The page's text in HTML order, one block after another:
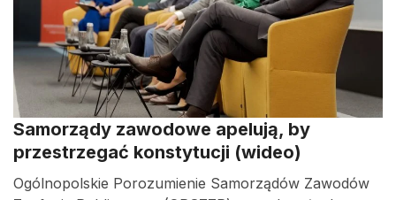
Samorządy zawodowe apelują, by
przestrzegać konstytucji (wideo)
Ogólnopolskie Porozumienie Samorządów Zawodów